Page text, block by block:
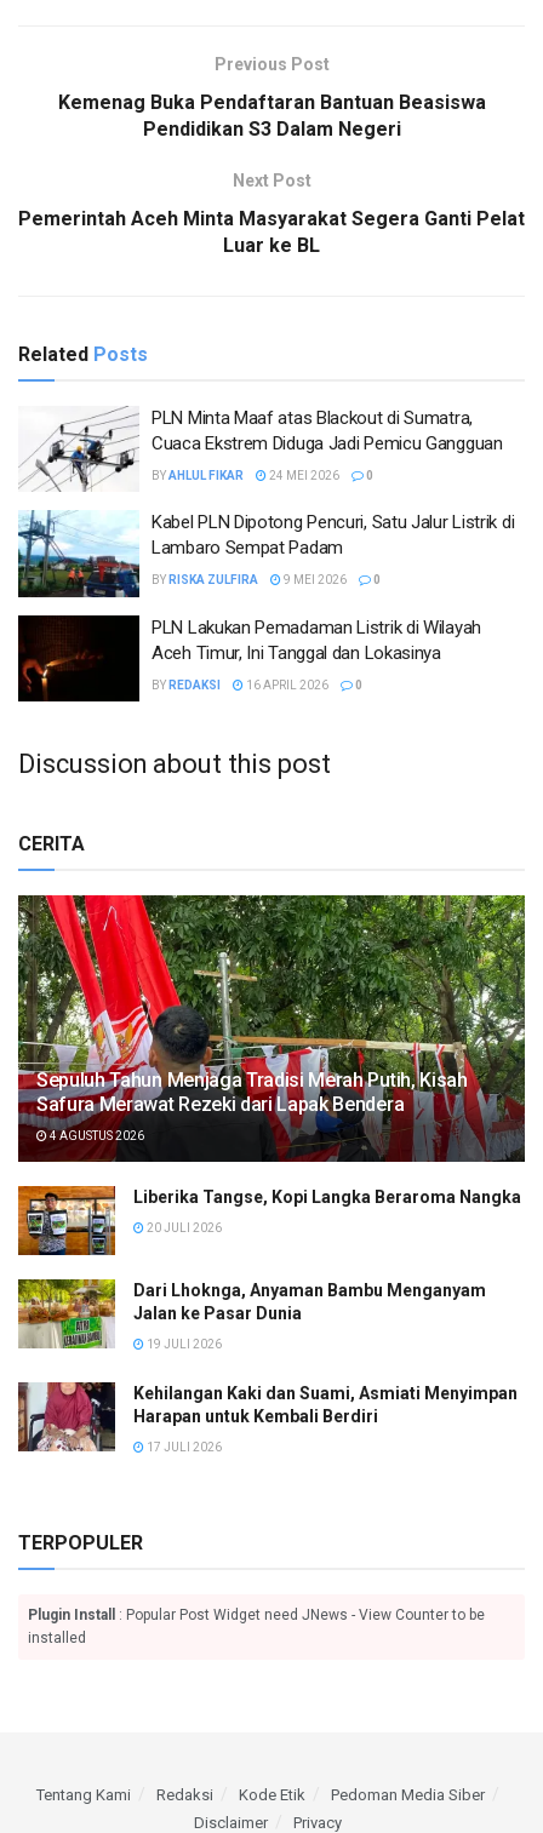
Previous Post
Kemenag Buka Pendaftaran Bantuan Beasiswa
Pendidikan S3 Dalam Negeri
Next Post
Pemerintah Aceh Minta Masyarakat Segera Ganti Pelat
Luar ke BL
Related Posts
PLN Minta Maaf atas Blackout di Sumatra,
Cuaca Ekstrem Diduga Jadi Pemicu Gangguan
BYAHLUL FIKAR 24 MEI 2026 0
Kabel PLN Dipotong Pencuri, Satu Jalur Listrik di
Lambaro Sempat Padam
BY RISKA ZULFIRA 9 MEI 2026 0
PLN Lakukan Pemadaman Listrik di Wilayah
Aceh Timur, Ini Tanggal dan Lokasinya
BY REDAKSI 16 APRIL 2026 0
Discussion about this post
CERITA
Sepuluh Tahun Menjaga Tradisi Merah Putih, Kisah
Safura Merawat Rezeki dari Lapak Bendera
4 AGUSTUS 2026
Liberika Tangse, Kopi Langka Beraroma Nangka
20 JULI 2026
Dari Lhoknga, Anyaman Bambu Menganyam
Jalan ke Pasar Dunia
19 JULI 2026
Kehilangan Kaki dan Suami, Asmiati Menyimpan
Harapan untuk Kembali Berdiri
17 JULI 2026
TERPOPULER
Plugin Install
: Popular Post Widget need JNews - View Counter to be
installed
Tentang Kami Redaksi Kode Etik
Pedoman Media Siber
Disclaimer
Privacy